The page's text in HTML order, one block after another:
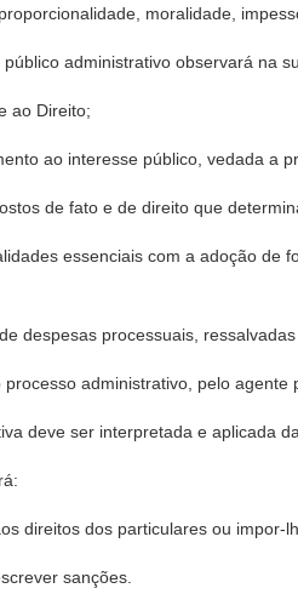
moralidade,
administrativo observará na
ao Direito;
ao interesse público, vedada a
de fato e de direito que
essenciais com a adoção de
despesas processuais,
administrativo, pelo
deve ser interpretada e aplicada
direitos dos particulares ou impor-
sanções.